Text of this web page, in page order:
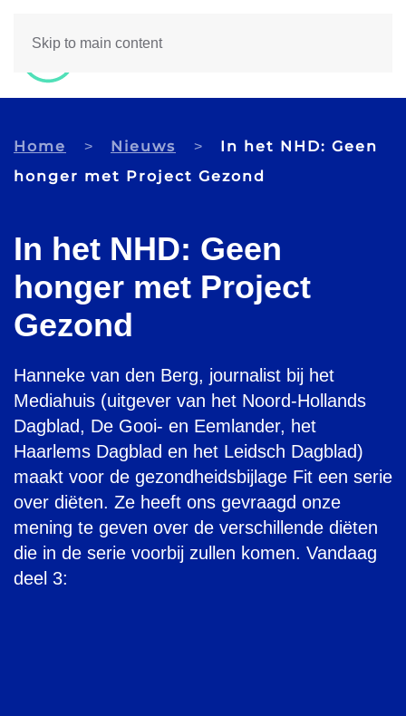
Skip to main content
Home Nieuws
In het NHD: Geen
honger met Project Gezond
In het NHD: Geen
honger met Project
Gezond
Hanneke van den Berg, journalist bij het
Mediahuis (uitgever van het Noord-Hollands
Dagblad, De Gooi- en Eemlander, het
Haarlems Dagblad en het Leidsch Dagblad)
maakt voor de gezondheidsbijlage Fit een serie
over diëten. Ze heeft ons gevraagd onze
mening te geven over de verschillende diëten
die in de serie voorbij zullen komen. Vandaag
deel 3: